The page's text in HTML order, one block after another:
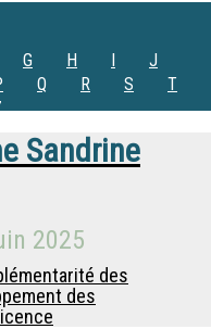
G H I
J
Q R S
T
Sandrine
2025
des
des